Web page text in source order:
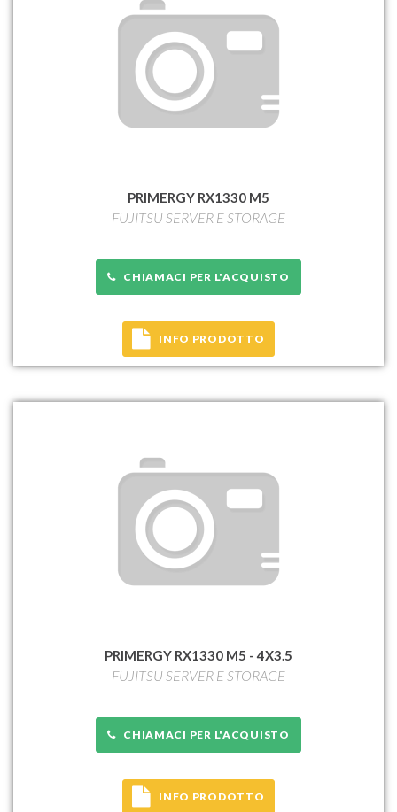
PRIMERGY RX1330 M5
FUJITSU SERVER E STORAGE
CHIAMACI PER L'ACQUISTO
INFO PRODOTTO
PRIMERGY RX1330 M5 - 4X3.5
FUJITSU SERVER E STORAGE
CHIAMACI PER L'ACQUISTO
INFO PRODOTTO